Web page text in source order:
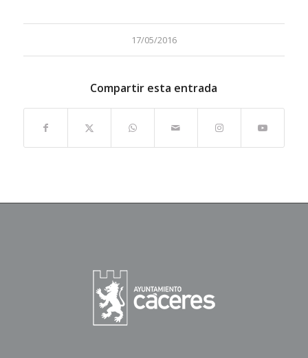
17/05/2016
Compartir esta entrada